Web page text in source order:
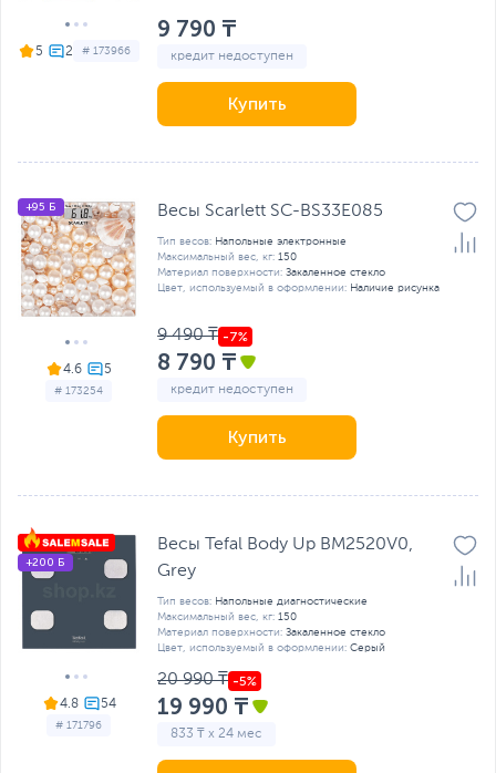
5 # 173966
9 790 ₸
кредит недоступен
Купить
4.6
# 173254
+95 Б Весы Scarlett SC-BS33E085
Тип весов: Напольные электронные
Максимальный вес, кг: 150
Материал поверхности: Закаленное стекло
Цвет, используемый в оформлении: Наличие рисунка
9 490 ₸
8 790 ₸
кредит недоступен
Купить
4.8
# 171796
+200 Б
Весы Tefal Body Up BM2520V0,
Grey
Тип весов: Напольные диагностические
Максимальный вес, кг: 150
Материал поверхности: Закаленное стекло
Цвет, используемый в оформлении: Серый
20 990 ₸
19 990 ₸
833 ₸ x 24 мес